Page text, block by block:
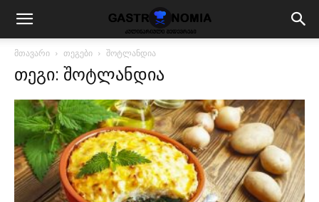
მთავარი თეგები შოტლანდია
თეგი: შოტლანდია